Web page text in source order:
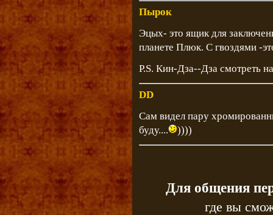
Пырок
Эцых- это ящик для
планете Плюк. С гвоздями -
P.S. Кин-Дза--Дза смотреть
DD
Сам видел пару
буду....
))))
Для общения
где вы